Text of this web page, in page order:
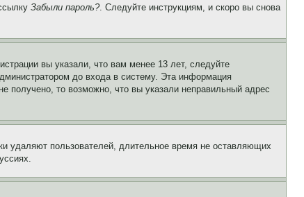
Забыли пароль?. Следуйте инструкциям, и скоро вы снова
вы указали, что вам менее 13 лет, следуйте
до входа в систему. Эта информация
получено, то возможно, что вы указали неправильный адрес
удаляют пользователей, длительное время не оставляющих